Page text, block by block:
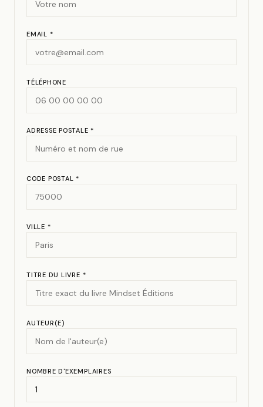
EMAIL *
TÉLÉPHONE
ADRESSE POSTALE *
CODE POSTAL *
VILLE *
TITRE DU LIVRE *
AUTEUR(E)
NOMBRE D'EXEMPLAIRES